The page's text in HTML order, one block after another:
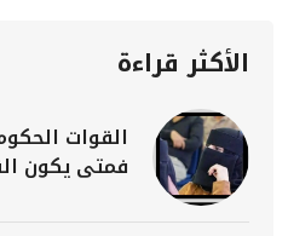
الأكثر قراءة
القوات
فمتى يكون